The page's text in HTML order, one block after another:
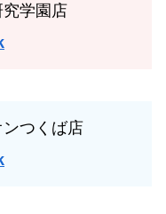
学園店
つくば店